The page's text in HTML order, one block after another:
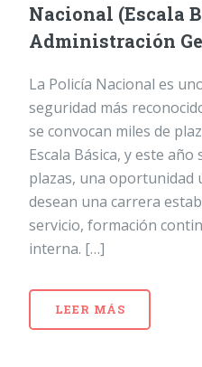
Nacional (Escala
Administración
La Policía Nacional es
seguridad más
se convocan miles de
Escala Básica, y este
plazas, una oportunidad
desean una carrera
servicio, formación
interna. […]
LEER MÁS